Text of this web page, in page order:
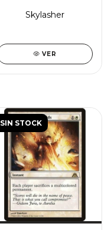
Skylasher
VER
SIN STOCK